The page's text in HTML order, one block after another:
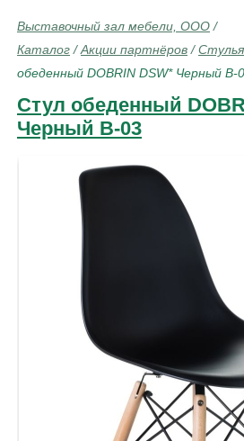
Выставочный зал мебели, ООО /
Каталог /Акции партнёров /Стулья
обеденный DOBRIN DSW* Черный B-
Стул обеденный
Черный B-03